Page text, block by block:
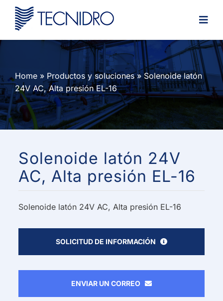
Skip
content
Home » Productos y soluciones»Solenoide latón
24V AC, Alta presión EL-16
Solenoide latón 24V
AC, Alta presión EL-16
Solenoide latón 24V AC, Alta presión EL-16
SOLICITUD DE INFORMACIÓN
ENVIAR UN CORREO